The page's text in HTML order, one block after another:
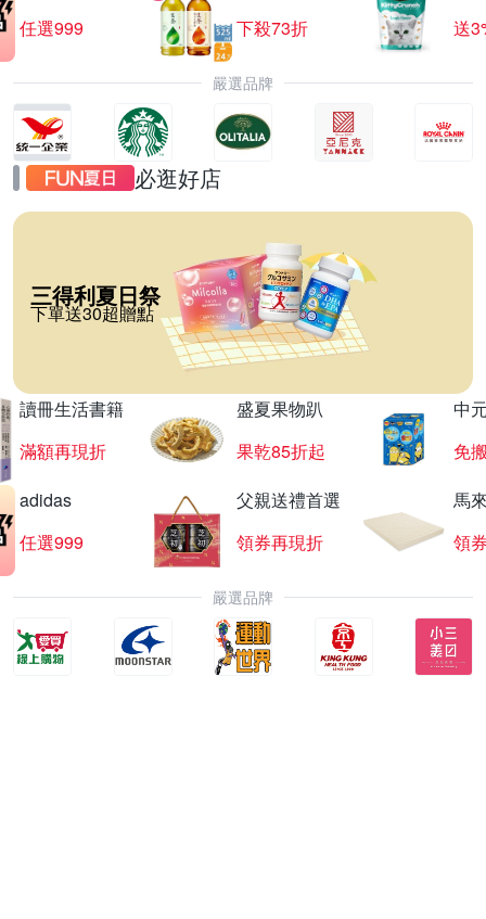
任選999
下殺73折
送
嚴選品牌
必逛好店
三得利夏日祭
下單送30超贈點
讀冊生活書籍
滿額再現折
盛夏果物趴
果乾85折起
中
免
adidas
任選999
父親送禮首選
領券再現折
馬
領
嚴選品牌